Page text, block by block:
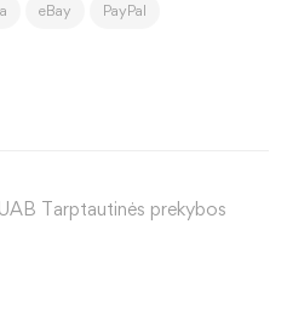
eBay PayPal
Tarptautinės prekybos